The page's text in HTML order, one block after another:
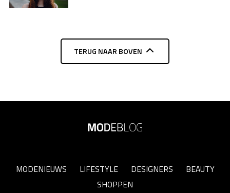
TERUG NAAR BOVEN
MODENIEUWS LIFESTYLE DESIGNERS
BEAUTY
SHOPPEN